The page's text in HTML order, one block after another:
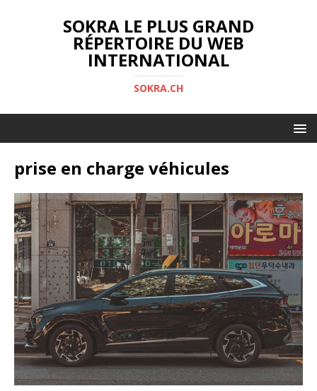
SOKRA LE PLUS GRAND
RÉPERTOIRE DU WEB
INTERNATIONAL
SOKRA.CH
prise en charge véhicules